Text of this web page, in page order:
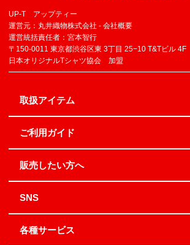
UP-T アップティー
運営元：丸井織物株式会社 - 会社概要
運営統括責任者：宮本智行
〒150-0011 東京都渋谷区東 3丁目 25−10 T&Tビル 4F
日本オリジナルTシャツ協会 加盟
取扱アイテム
ご利用ガイド
販売したい方へ
SNS
各種サービス